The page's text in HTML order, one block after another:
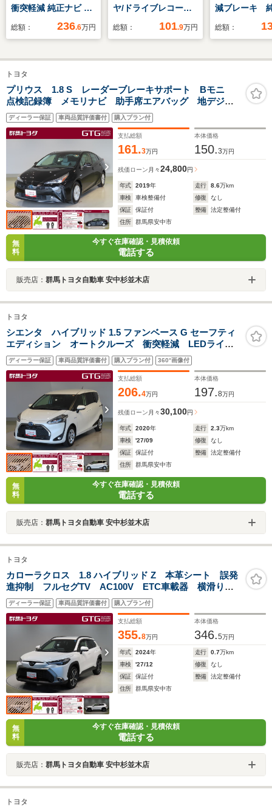
衝突軽減 純正ナビ バ
ックカメラ ETC
総額： 236.6万円
ヤ/ドライブレコーダ
ー 前後/ETC/EBD付
プ/エアバッグ 運転席/
アバッグ サイド/パワ
ーウインドウ
総額： 101.9万円
減ブレーキ
トナビ バッ
純正16インチ
マット スマ
ー プッシュ
総額：
トヨタ
プリウス 1.8 S レーダーブレーキサポート Bモニ
点検記録簿 メモリナビ 助手席エアバッグ 地デジ
TV 横滑防止 キーレスエントリー アクティブクルー
ズコントロール パワーウィンドウ ETC付 DVD
AW ABS
ディーラー保証 車両品質評価書付 購入プラン付
支払総額
161.3万円
本体価格
150.3万円
残価ローン 月々24,800円
年式 2019年 走行 8.6万km
車検
車検整備付 修復
なし
保証
保証付 整備
法定整備付
住所
群馬県安中市
無
料
今すぐ在庫確認・見積依頼
電話する
販売店： 群馬トヨタ自動車 安中杉並木店
トヨタ
シエンタ ハイブリッド 1.5 ファンベース G セーフティ
エディション オートクルーズ 衝突軽減 LEDライ
ト 盗難防止装置 キーレス ETC 横滑り防止機能 B
カメラ 1オーナー エアバッグ ABS 地デジ スマー
トキー 点検記録簿 メモリナビ ナビ&TV DVD
ディーラー保証 車両品質評価書付 購入プラン付 360°画像付
支払総額
206.4万円
本体価格
197.8万円
残価ローン 月々30,100円
年式 2020年 走行 2.3万km
車検
'27/09 修復
なし
保証
保証付 整備
法定整備付
住所
群馬県安中市
無
料
今すぐ在庫確認・見積依頼
電話する
販売店： 群馬トヨタ自動車 安中杉並木店
トヨタ
カローラクロス 1.8 ハイブリッド Z 本革シート 誤発
進抑制 フルセグTV AC100V ETC車載器 横滑り防
止機能 インテリジェントキー ナビ&TV 点検記録
簿 LEDヘッドライト アルミ オートクルーズコント
ロール バックモニター
ディーラー保証 車両品質評価書付 購入プラン付
支払総額
355.8万円
本体価格
346.5万円
年式 2024年 走行 0.7万km
車検
'27/12 修復
なし
保証
保証付 整備
法定整備付
住所
群馬県安中市
無
料
今すぐ在庫確認・見積依頼
電話する
販売店： 群馬トヨタ自動車 安中杉並木店
トヨタ